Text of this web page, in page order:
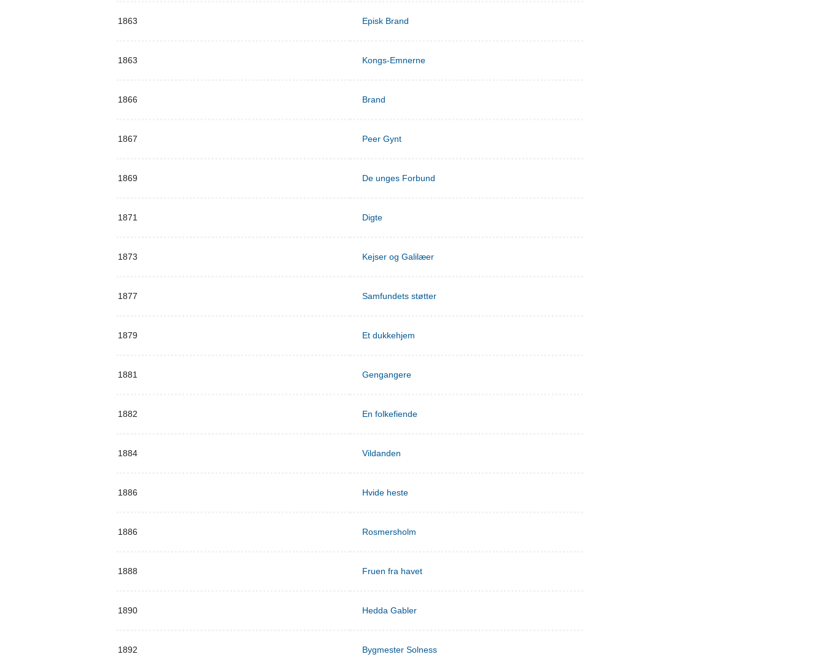
1863 Episk Brand
1863 Kongs-Emnerne
1866 Brand
1867 Peer Gynt
1869 De unges Forbund
1871 Digte
1873 Kejser og Galilæer
1877 Samfundets støtter
1879 Et dukkehjem
1881 Gengangere
1882 En folkefiende
1884 Vildanden
1886 Hvide heste
1886 Rosmersholm
1888 Fruen fra havet
1890 Hedda Gabler
1892 Bygmester Solness